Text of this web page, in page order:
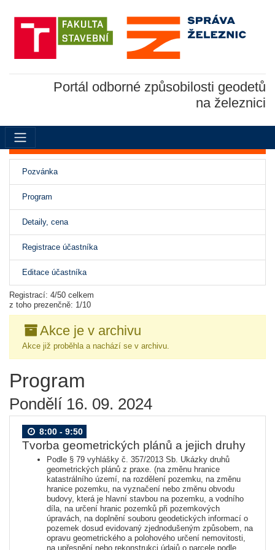
Portál odborné způsobilosti geodetů
na železnici
Pozvánka
Program
Detaily, cena
Registrace účastníka
Editace účastníka
Registrací: 4/50 celkem
z toho prezenčně: 1/10
Akce je v archivu
Akce již proběhla a nachází se v archivu.
Program
Pondělí 16. 09. 2024
8:00 - 9:50
Tvorba geometrických plánů a jejich druhy
Podle § 79 vyhlášky č. 357/2013 Sb. Ukázky druhů
geometrických plánů z praxe. (na změnu hranice
katastrálního území, na rozdělení pozemku, na změnu
hranice pozemku, na vyznačení nebo změnu obvodu
budovy, která je hlavní stavbou na pozemku, a vodního
díla, na určení hranic pozemků při pozemkových
úpravách, na doplnění souboru geodetických informací o
pozemek dosud evidovaný zjednodušeným způsobem, na
opravu geometrického a polohového určení nemovitosti,
na upřesnění nebo rekonstrukci údajů o parcele podle